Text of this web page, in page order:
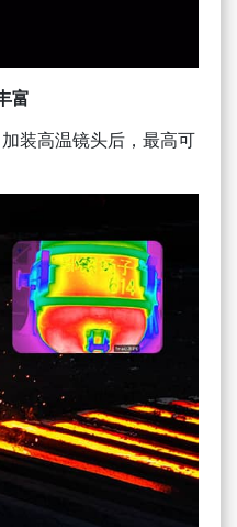
富
装高温镜头后，最高可